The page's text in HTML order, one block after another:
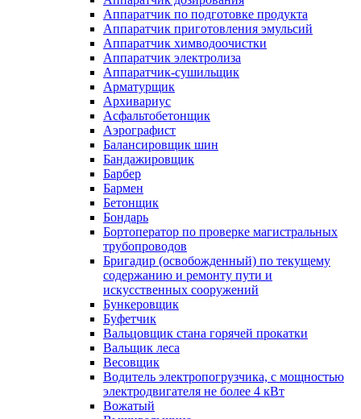
Аппаратчик по подготовке продукта
Аппаратчик приготовления эмульсий
Аппаратчик химводоочистки
Аппаратчик электролиза
Аппаратчик-сушильщик
Арматурщик
Архивариус
Асфальтобетонщик
Аэрографист
Балансировщик шин
Бандажировщик
Барбер
Бармен
Бетонщик
Бондарь
Бортоператор по проверке магистральных
трубопроводов
Бригадир (освобожденный) по текущему
содержанию и ремонту пути и
искусственных сооружений
Бункеровщик
Буфетчик
Вальцовщик стана горячей прокатки
Вальщик леса
Весовщик
Водитель электропогрузчика, с мощностью
электродвигателя не более 4 кВт
Вожатый